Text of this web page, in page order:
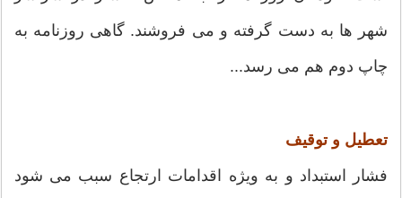
شهر ها به دست گرفته و می فروشند. گاهی روزنامه به
چاپ دوم هم می رسد...
تعطیل و توقیف
فشار استبداد و به ویژه اقدامات ارتجاع سبب می شود